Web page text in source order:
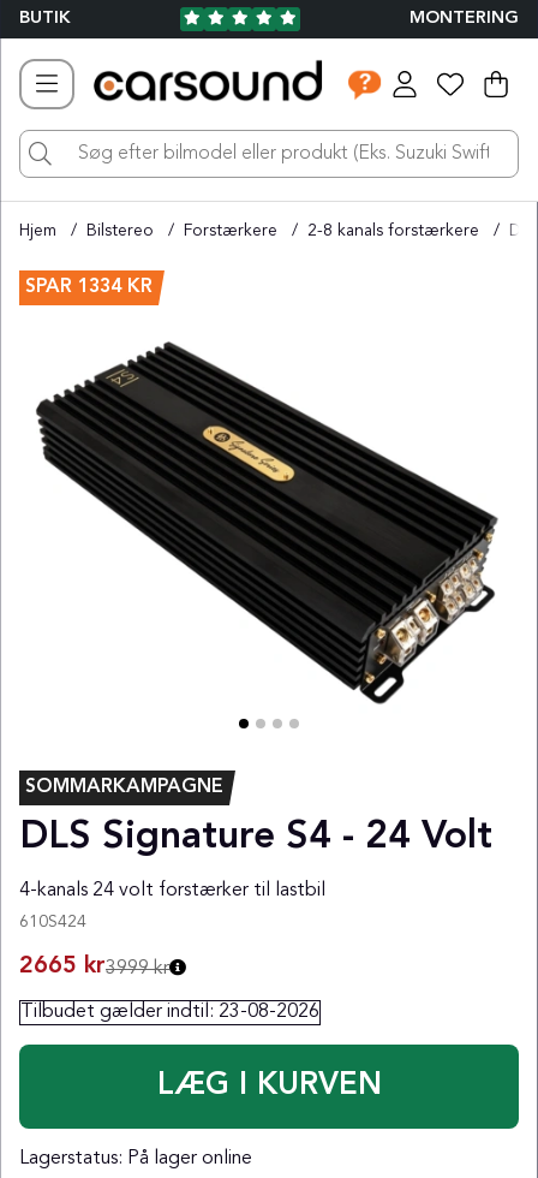
BUTIK MONTERING
.
Hjem Bilstereo Forstærkere 2-8 kanals forstærkere
SPAR 1334 KR
Produktbilleder
SOMMARKAMPAGNE
DLS Signature S4 - 24 Volt
4-kanals 24 volt forstærker til lastbil
610S424
2665 kr3999 kr
Tilbudet gælder indtil: 23-08-2026
Lagerstatus: På lager online